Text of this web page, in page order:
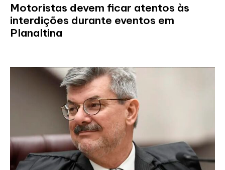
Motoristas devem ficar atentos às
interdições durante eventos em
Planaltina